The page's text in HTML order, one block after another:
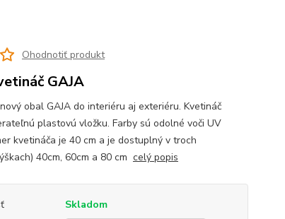
Ohodnotiť produkt
GAJA
obal GAJA do interiéru aj exteriéru. Kvetináč
plastovú vložku. Farby sú odolné voči UV
kvetináča je 40 cm a je dostuplný v troch
40cm, 60cm a 80 cm celý popis
Skladom